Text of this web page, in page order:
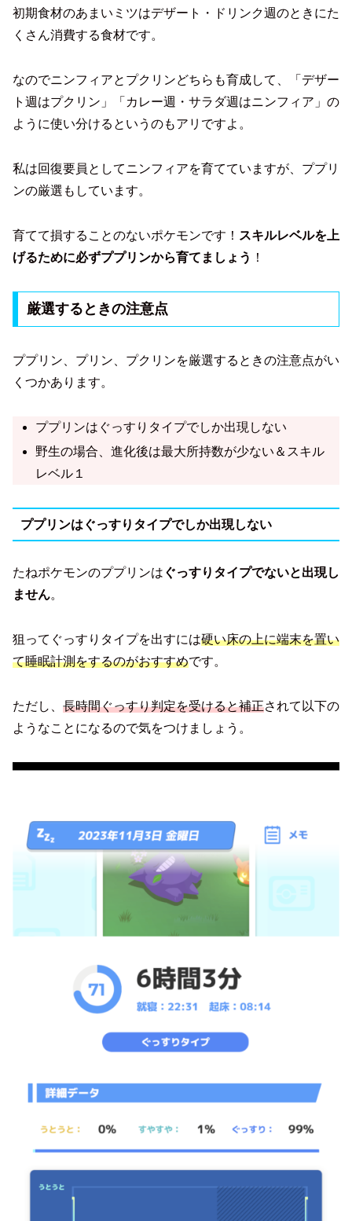
初期食材のあまいミツはデザート・ドリンク週のときにた
くさん消費する食材です。
なのでニンフィアとプクリンどちらも育成して、「デザー
ト週はプクリン」「カレー週・サラダ週はニンフィア」の
ように使い分けるというのもアリですよ。
私は回復要員としてニンフィアを育てていますが、ププリ
ンの厳選もしています。
育てて損することのないポケモンです！ スキルレベルを上
げるために必ずププリンから育てましょう ！
厳選するときの注意点
ププリン、プリン、プクリンを厳選するときの注意点がい
くつかあります。
ププリンはぐっすりタイプでしか出現しない
野生の場合、進化後は最大所持数が少ない＆スキル
レベル１
ププリンはぐっすりタイプでしか出現しない
たねポケモンのププリンは ぐっすりタイプでないと出現し
ません。
狙ってぐっすりタイプを出すには硬い床の上に端末を置い
て睡眠計測をするのがおすすめです。
ただし、 長時間ぐっすり判定を受けると補正されて以下の
ようなことになるので気をつけましょう。